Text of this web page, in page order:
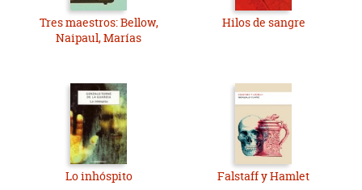
Tres maestros: Bellow,
Naipaul, Marías
Hilos de sangre
Lo inhóspito Falstaff y Hamlet